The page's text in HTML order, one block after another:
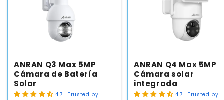
ANRAN Q3 Max 5MP
Cámara de Batería
Solar
4.7 | Trusted by
ANRAN Q4 Max 5MP
Cámara solar
integrada
4.7 | Trusted by